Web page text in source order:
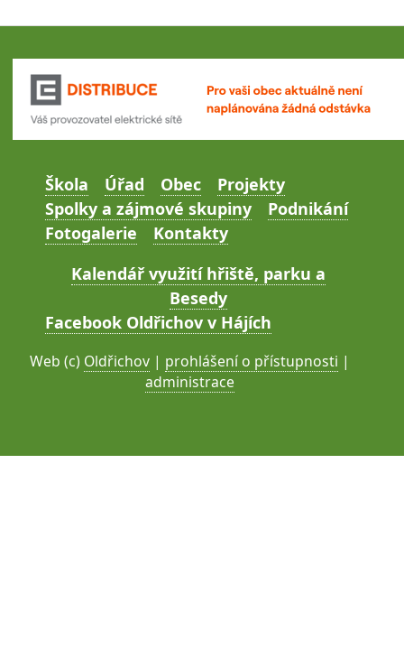
Škola Úřad Obec
Projekty
Spolky a zájmové skupiny
Podnikání
Fotogalerie
Kontakty
Kalendář využití hřiště, parku a
Besedy
Facebook Oldřichov v Hájích
Web (c) Oldřichov | prohlášení o přístupnosti |
administrace